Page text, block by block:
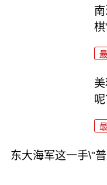
棋
东大海军这一手\"